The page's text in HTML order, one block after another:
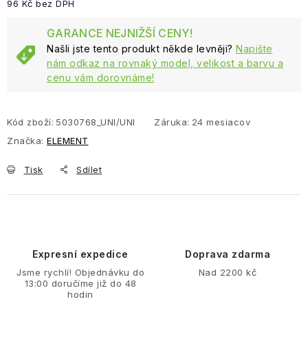
96 Kč bez DPH
GARANCE NEJNIŽŠÍ CENY!
Našli jste tento produkt někde levněji? Napište
nám odkaz na rovnaký model, velikost a barvu a
cenu vám dorovnáme!
Kód zboží: 5030768_UNI/UNI Záruka: 24 mesiacov
Značka: ELEMENT
Tisk Sdílet
Expresní expedice
Jsme rychlí! Objednávku do
13:00 doručíme již do 48
hodin
Doprava zdarma
Nad 2200 kč